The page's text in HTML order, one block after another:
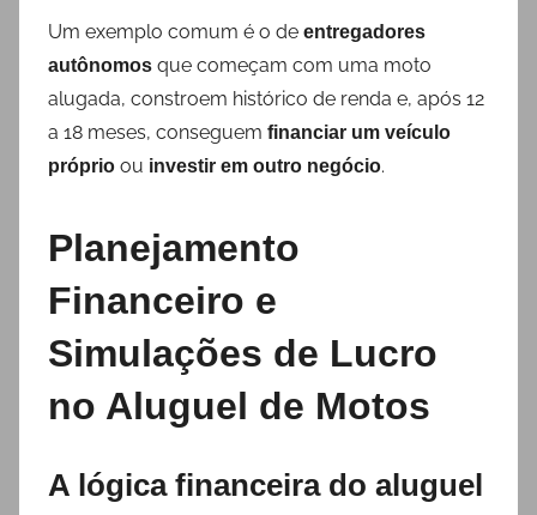
Um exemplo comum é o de entregadores
autônomos que começam com uma moto
alugada, constroem histórico de renda e, após 12
a 18 meses, conseguem financiar um veículo
próprio ou investir em outro negócio.
Planejamento
Financeiro e
Simulações de Lucro
no Aluguel de Motos
A lógica financeira do aluguel